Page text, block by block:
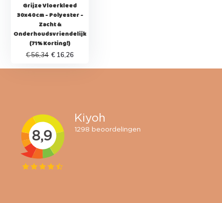
Grijze Vloerkleed
30x40cm - Polyester -
Zacht &
Onderhoudsvriendelijk
(71% Korting!)
€ 56,34 € 16,26